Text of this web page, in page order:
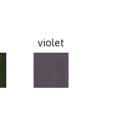
violet